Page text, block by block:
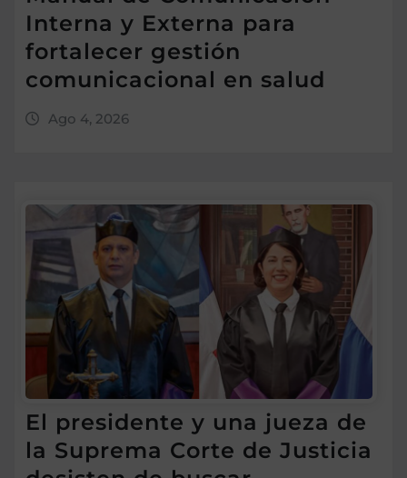
Interna y Externa para
fortalecer gestión
comunicacional en salud
Ago 4, 2026
El presidente y una jueza de
la Suprema Corte de Justicia